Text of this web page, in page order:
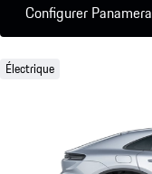
Configurer Panamera
Électrique